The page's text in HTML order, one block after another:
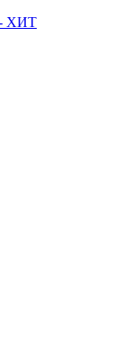
- ХИТ